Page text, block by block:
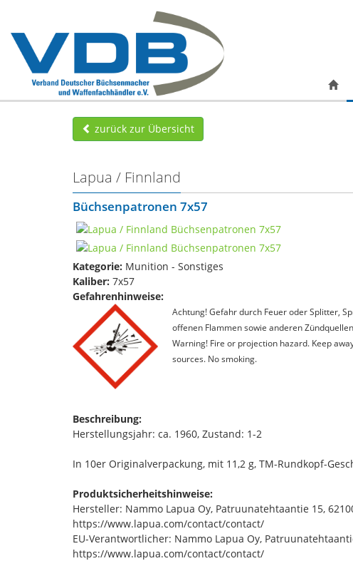
zurück zur Übersicht
Lapua / Finnland
Büchsenpatronen 7x57
Kategorie: Munition - Sonstiges
Kaliber: 7x57
Gefahrenhinweise:
Achtung! Gefahr durch Feuer oder Splitter,
offenen Flammen sowie anderen
Warning! Fire or projection hazard. Keep
sources. No smoking.
Beschreibung:
Herstellungsjahr: ca. 1960, Zustand: 1-2
In 10er Originalverpackung, mit 11,2 g, TM-Rundkopf-
Produktsicherheitshinweise:
Hersteller: Nammo Lapua Oy, Patruunatehtaantie 15,
https://www.lapua.com/contact/contact/
EU-Verantwortlicher: Nammo Lapua Oy,
https://www.lapua.com/contact/contact/